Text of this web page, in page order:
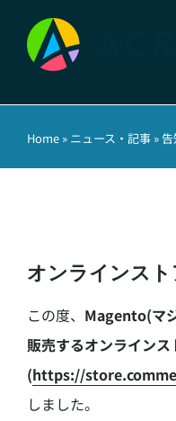
content
Home » ニュース・記事 »告
オンラインス
この度、 Magento(マ
販売するオンラインス
(https://
しました。